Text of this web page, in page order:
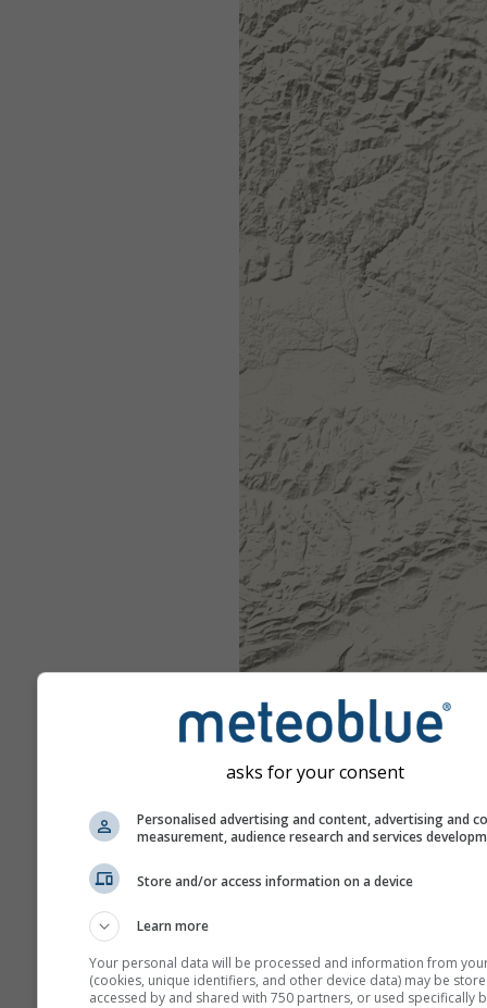
asks for your consent
Personalised advertising and content, advertising and
measurement, audience research and services
Store and/or access information on a device
Learn more
Your personal data will be processed and information from
(cookies, unique identifiers, and other device data) may be
accessed by and shared with 750 partners, or used specifically